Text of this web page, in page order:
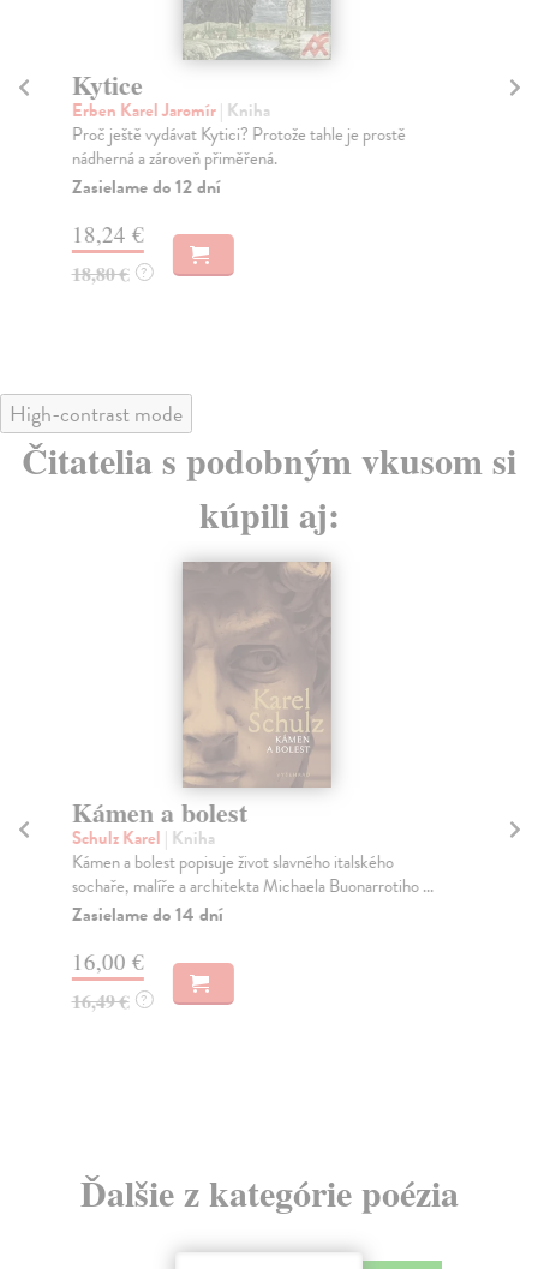
Kytice
Erben Karel Jaromír| Kniha
Proč ještě vydávat Kytici? Protože tahle je prostě
nádherná a zároveň přiměřená.
Zasielame do 12 dní
18,24 €
18,80 € ?
High-contrast mode
Čitatelia s podobným vkusom si
kúpili aj:
Kámen a bolest
Schulz Karel | Kniha
Kámen a bolest popisuje život slavného italského
sochaře, malíře a architekta Michaela Buonarrotiho ...
Zasielame do 14 dní
16,00 €
16,49 € ?
Ďalšie z kategórie poézia